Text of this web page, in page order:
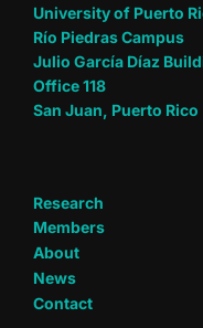
University of Puerto
Río Piedras Campus
Julio García Díaz
Office 118
San Juan, Puerto Rico
Research
Members
About
News
Contact